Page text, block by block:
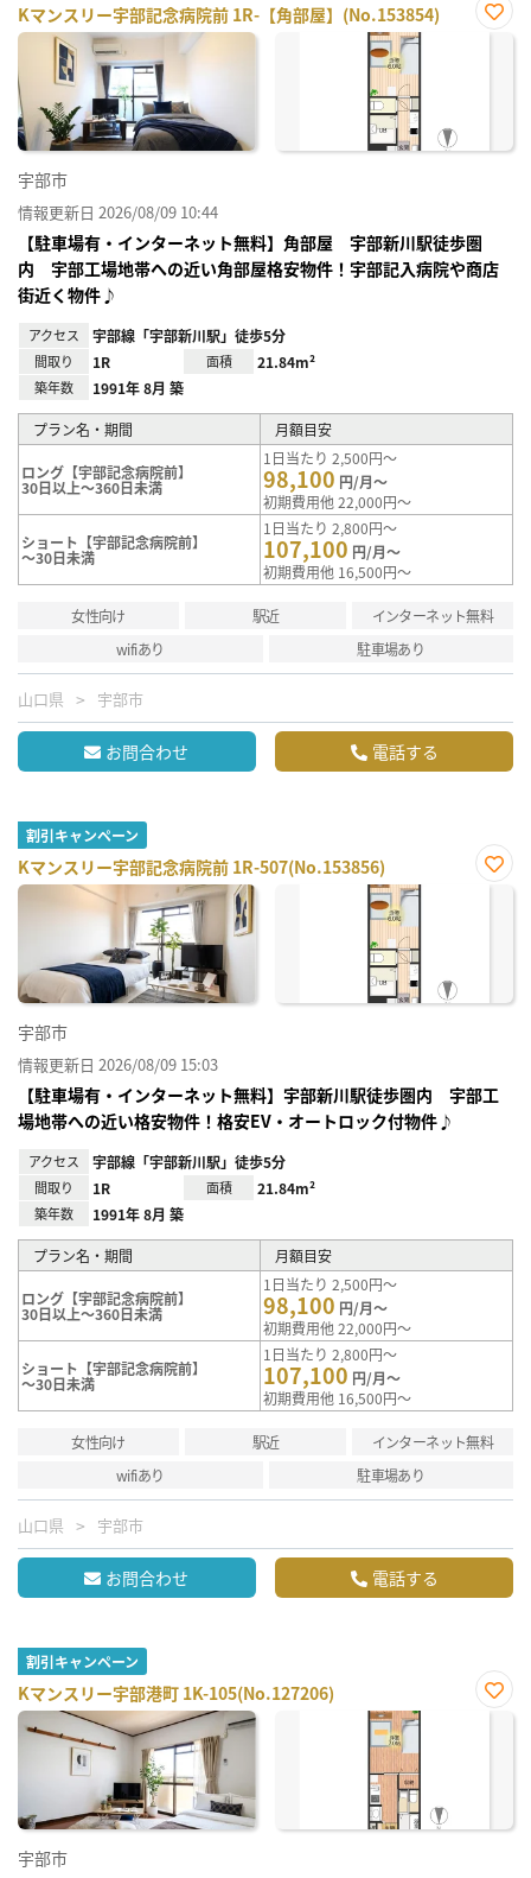
Kマンスリー宇部記念病院前 1R-【角部屋】(No.153854)
お気
宇部市
情報更新日 2026/08/09 10:44
【駐車場有・インターネット無料】角部屋 宇部新川駅徒歩圏
内 宇部工場地帯への近い角部屋格安物件！宇部記入病院や商店
街近く物件♪
アクセス 宇部線「宇部新川駅」徒歩5分
間取り 1R 面積 21.84m²
築年数 1991年 8月 築
プラン名・期間 月額目安
ロング【宇部記念病院前】
30日以上～360日未満
1日当たり 2,500円～
98,100 円/月～
初期費用他 22,000円～
ショート【宇部記念病院前】
～30日未満
1日当たり 2,800円～
107,100 円/月～
初期費用他 16,500円～
女性向け 駅近
インターネット無料
wifiあり
駐車場あり
山口県 宇部市
お問合わせ 電話する
割引キャンペーン
Kマンスリー宇部記念病院前 1R-507(No.153856)
お気
宇部市
情報更新日 2026/08/09 15:03
【駐車場有・インターネット無料】宇部新川駅徒歩圏内 宇部工
場地帯への近い格安物件！格安EV・オートロック付物件♪
アクセス 宇部線「宇部新川駅」徒歩5分
間取り 1R 面積 21.84m²
築年数 1991年 8月 築
プラン名・期間 月額目安
ロング【宇部記念病院前】
30日以上～360日未満
1日当たり 2,500円～
98,100 円/月～
初期費用他 22,000円～
ショート【宇部記念病院前】
～30日未満
1日当たり 2,800円～
107,100 円/月～
初期費用他 16,500円～
女性向け 駅近
インターネット無料
wifiあり
駐車場あり
山口県 宇部市
お問合わせ 電話する
割引キャンペーン
Kマンスリー宇部港町 1K-105(No.127206)
お気
宇部市